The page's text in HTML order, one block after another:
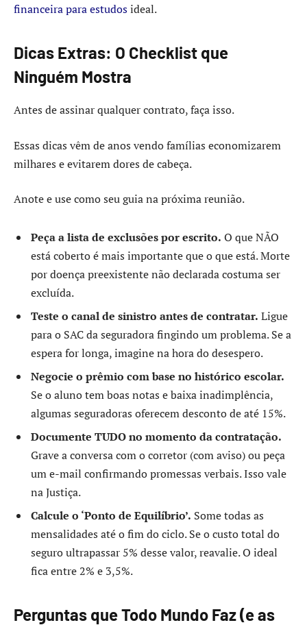
financeira para estudosideal.
Dicas Extras: O Checklist que
Ninguém Mostra
Antes de assinar qualquer contrato, faça isso.
Essas dicas vêm de anos vendo famílias economizarem
milhares e evitarem dores de cabeça.
Anote e use como seu guia na próxima reunião.
Peça a lista de exclusões por escrito. O que NÃO
está coberto é mais importante que o que está. Morte
por doença preexistente não declarada costuma ser
excluída.
Teste o canal de sinistro antes de contratar. Ligue
para o SAC da seguradora fingindo um problema. Se a
espera for longa, imagine na hora do desespero.
Negocie o prêmio com base no histórico escolar.
Se o aluno tem boas notas e baixa inadimplência,
algumas seguradoras oferecem desconto de até 15%.
Documente TUDO no momento da contratação.
Grave a conversa com o corretor (com aviso) ou peça
um e-mail confirmando promessas verbais. Isso vale
na Justiça.
Calcule o ‘Ponto de Equilíbrio’. Some todas as
mensalidades até o fim do ciclo. Se o custo total do
seguro ultrapassar 5% desse valor, reavalie. O ideal
fica entre 2% e 3,5%.
Perguntas que Todo Mundo Faz (e as